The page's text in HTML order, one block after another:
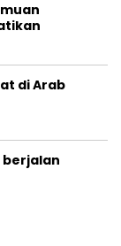
di Arab
berjalan